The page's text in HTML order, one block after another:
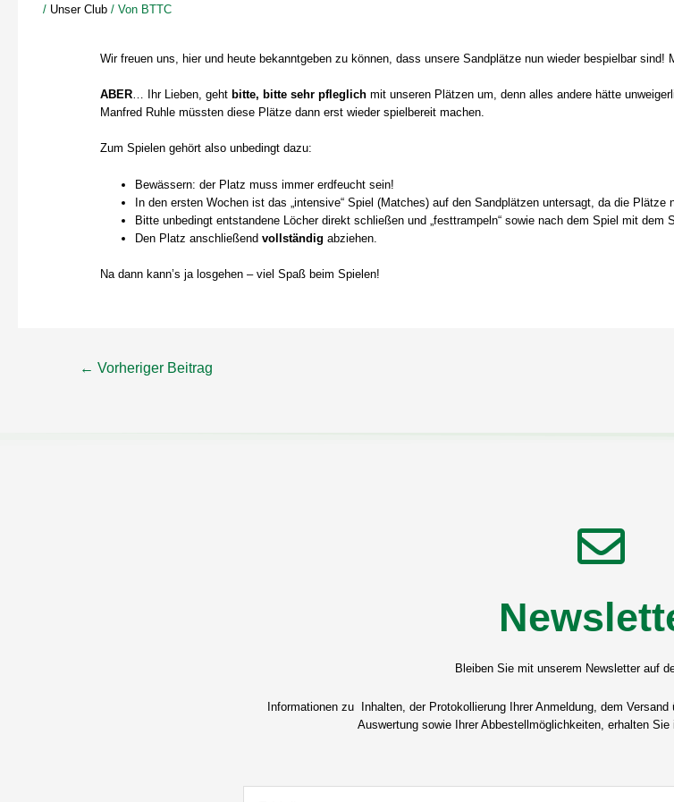
/ Unser Club/ Von BTTC
Wir freuen uns, hier und heute bekanntgeben zu können, dass unsere Sandplätze nun wieder bespielbar
ABER… Ihr Lieben, geht bitte, bitte sehr pfleglich mit unseren Plätzen um, denn alles andere hätte
Manfred Ruhle müssten diese Plätze dann erst wieder spielbereit machen.
Zum Spielen gehört also unbedingt dazu:
Bewässern: der Platz muss immer erdfeucht sein!
In den ersten Wochen ist das „intensive“ Spiel (Matches) auf den Sandplätzen untersagt, da die Plätze
Bitte unbedingt entstandene Löcher direkt schließen und „festtrampeln“ sowie nach dem Spiel mit dem
Den Platz anschließend vollständig abziehen.
Na dann kann’s ja losgehen – viel Spaß beim Spielen!
← Vorheriger Beitrag
Bleiben Sie mit unserem Newsletter auf
Informationen zu Inhalten, der Protokollierung Ihrer Anmeldung, dem
Auswertung sowie Ihrer Abbestellmöglichkeiten, erhalten Sie